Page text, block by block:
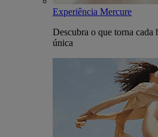
Experiência Mercure
Descubra o que torna cada
única